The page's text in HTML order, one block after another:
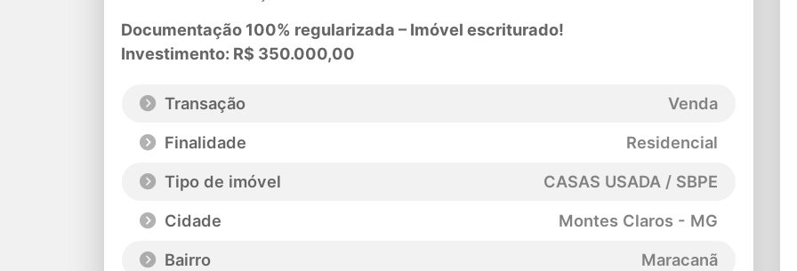
Documentação 100% regularizada – Imóvel escriturado!
Investimento: R$ 350.000,00
Transação
Venda
Finalidade
Residencial
Tipo de imóvel
CASAS USADA / SBPE
Cidade
Montes Claros - MG
Bairro
Maracanã